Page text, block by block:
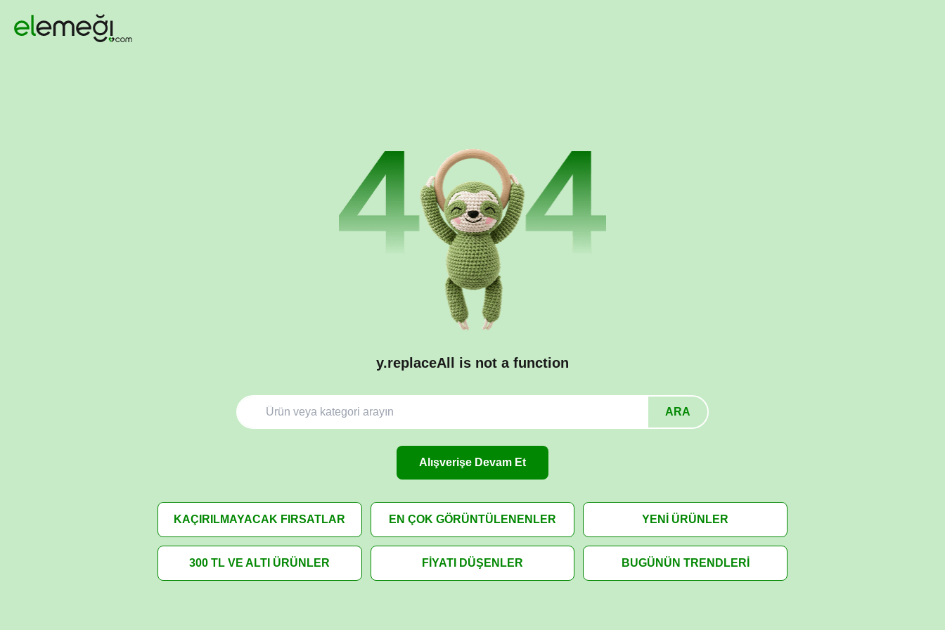
y.replaceAll is not a function
ARA
Alışverişe Devam Et
KAÇIRILMAYACAK FIRSATLAR EN ÇOK GÖRÜNTÜLENENLER YENİ ÜRÜNLER
300 TL VE ALTI ÜRÜNLER FİYATI DÜŞENLER BUGÜNÜN TRENDLERİ